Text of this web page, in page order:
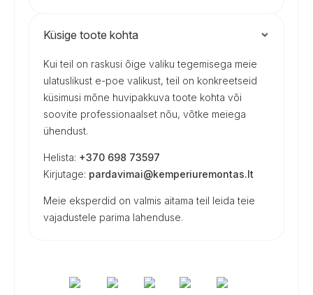
Küsige toote kohta
Kui teil on raskusi õige valiku tegemisega meie
ulatuslikust e-poe valikust, teil on konkreetseid
küsimusi mõne huvipakkuva toote kohta või
soovite professionaalset nõu, võtke meiega
ühendust.
Helista: +370 698 73597
Kirjutage: pardavimai@kemperiuremontas.lt
Meie eksperdid on valmis aitama teil leida teie
vajadustele parima lahenduse.